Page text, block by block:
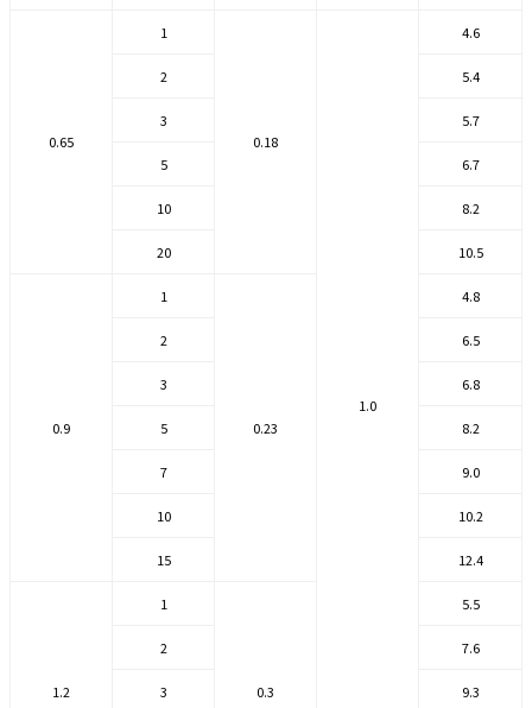
0.65
1
0.18
1.0
4.6
2 5.4
3 5.7
5 6.7
10 8.2
20 10.5
0.9
1
0.23
4.8
2 6.5
3 6.8
5 8.2
7 9.0
10 10.2
15 12.4
1.2
1
0.3
5.5
2 7.6
3 9.3